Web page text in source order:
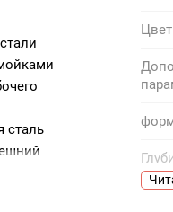
сталь
в один
Цвет